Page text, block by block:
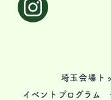
埼玉会場ト
イベントプログラム